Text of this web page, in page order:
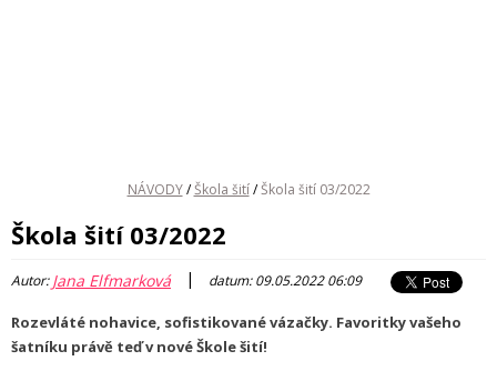
NÁVODY / Škola šití / Škola šití 03/2022
Škola šití 03/2022
Autor:Jana Elfmarková | datum: 09.05.2022 06:09
Rozevláté nohavice, sofistikované vázačky. Favoritky vašeho
šatníku právě teď v nové Škole šití!